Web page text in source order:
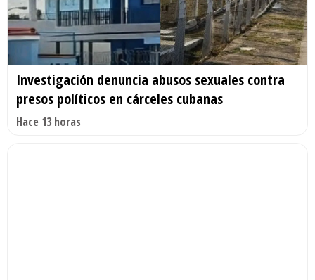
Investigación denuncia abusos sexuales contra
presos políticos en cárceles cubanas
Hace 13 horas